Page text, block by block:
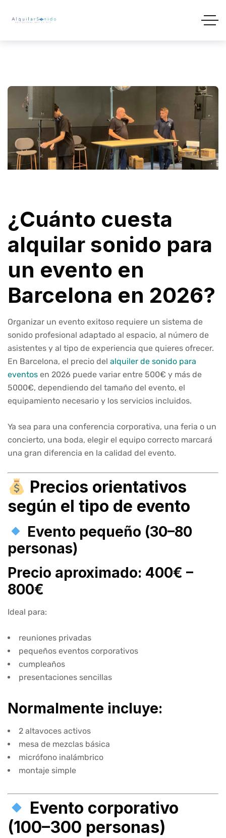
¿Cuánto cuesta
alquilar sonido para
un evento en
Barcelona en 2026?
Organizar un evento exitoso requiere un sistema de
sonido profesional adaptado al espacio, al número de
asistentes y al tipo de experiencia que quieres ofrecer.
En Barcelona, el precio del alquiler de sonido para
eventos en 2026 puede variar entre 500€ y más de
5000€, dependiendo del tamaño del evento, el
equipamiento necesario y los servicios incluidos.
Ya sea para una conferencia corporativa, una feria o un
concierto, una boda, elegir el equipo correcto marcará
una gran diferencia en la calidad del evento.
Precios orientativos
según el tipo de evento
Evento pequeño (30–80
personas)
Precio aproximado: 400€ –
800€
Ideal para:
reuniones privadas
pequeños eventos corporativos
cumpleaños
presentaciones sencillas
Normalmente incluye:
2 altavoces activos
mesa de mezclas básica
micrófono inalámbrico
montaje simple
Evento corporativo
(100–300 personas)